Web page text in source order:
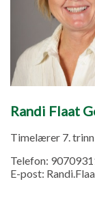
Randi Flaat
Timelærer 7. trinn
Telefon:
E-post: